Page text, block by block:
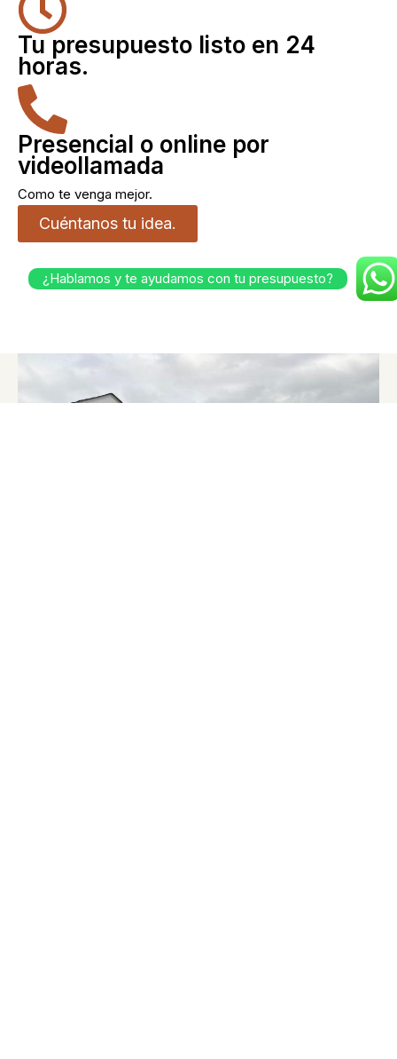
Tu presupuesto listo en 24
horas.
Presencial o online por
videollamada
Como te venga mejor.
Cuéntanos tu idea.
¿Hablamos y te ayudamos con tu presupuesto?